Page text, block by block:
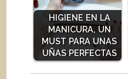
HIGIENE EN LA
MANICURA, UN
MUST PARA UNAS
UÑAS PERFECTAS